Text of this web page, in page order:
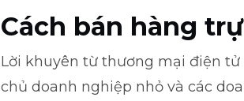
Cách bán hàng
Lời khuyên từ thương mại điện tử
chủ doanh nghiệp nhỏ và các